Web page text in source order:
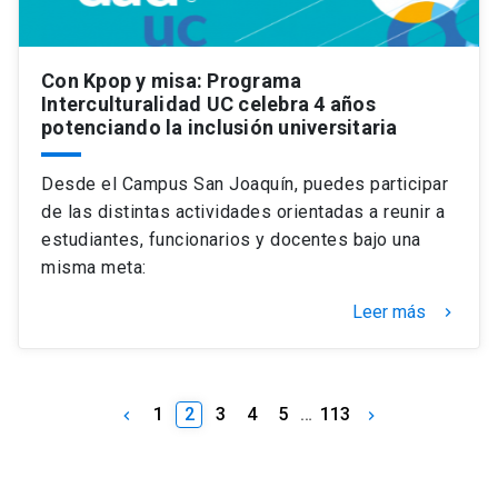
Con Kpop y misa: Programa
Interculturalidad UC celebra 4 años
potenciando la inclusión universitaria
Desde el Campus San Joaquín, puedes participar
de las distintas actividades orientadas a reunir a
estudiantes, funcionarios y docentes bajo una
misma meta:
Leer más keyboard_arrow_right
keyboard_arrow_left 1 2 3 4 5 … 113 keyboard_arrow_right